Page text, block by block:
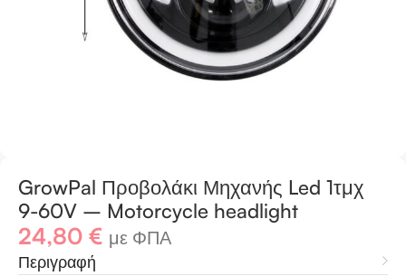
GrowPal Προβολάκι Μηχανής Led 1τμχ
9-60V – Motorcycle headlight
24,80 € με ΦΠΑ
Περιγραφή